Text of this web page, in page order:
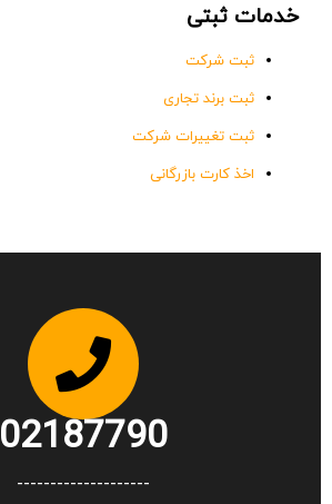
خدمات ثبتی
ثبت شرکت
ثبت برند تجاری
ثبت تغییرات شرکت
اخذ کارت بازرگانی
02187790
--------------------